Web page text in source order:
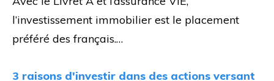
l’investissement immobilier est le placement
préféré des français.…
3 raisons d'investir dans des actions versant